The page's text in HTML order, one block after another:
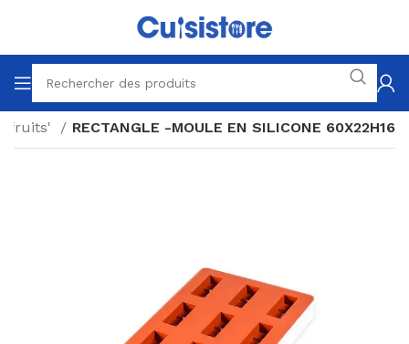
fruits' RECTANGLE -MOULE EN SILICONE 60X22H16